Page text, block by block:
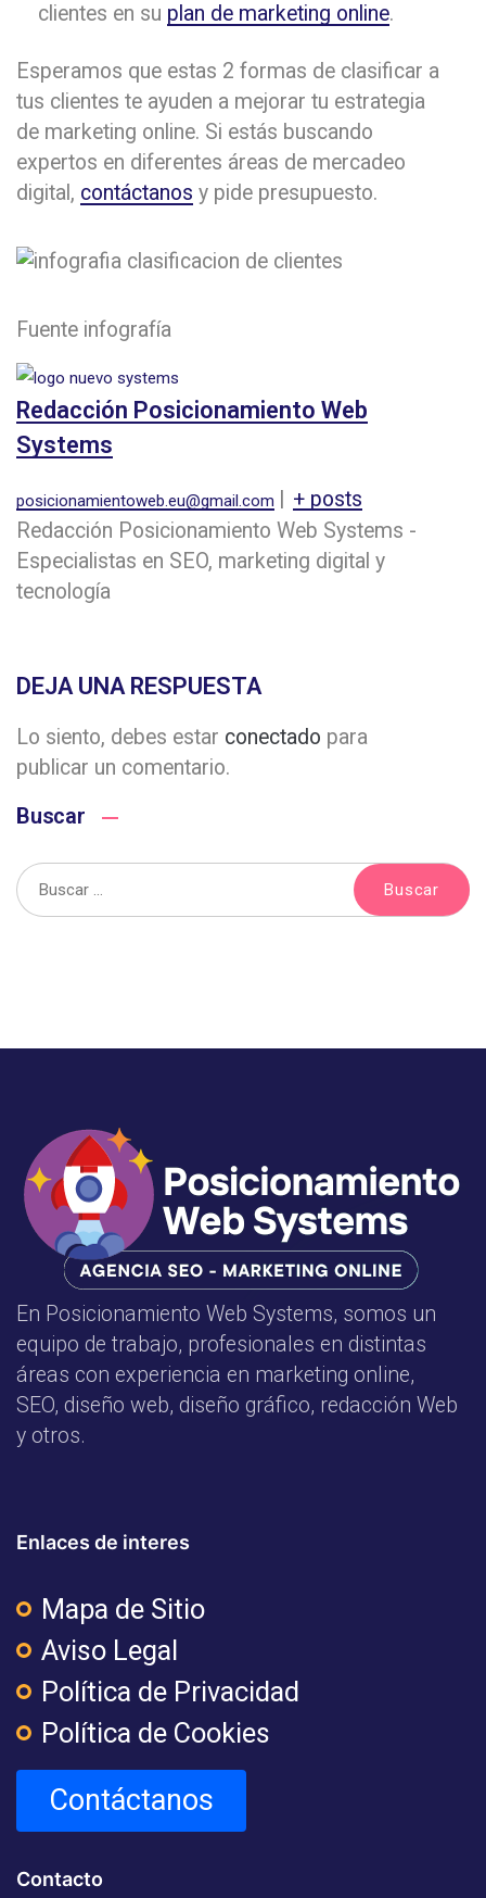
clientes en su plan de marketing online.
Esperamos que estas 2 formas de clasificar a
tus clientes te ayuden a mejorar tu estrategia
de marketing online. Si estás buscando
expertos en diferentes áreas de mercadeo
digital, contáctanos y pide presupuesto.
Fuente infografía
Redacción Posicionamiento Web
Systems
posicionamientoweb.eu@gmail.com
+ posts
Redacción Posicionamiento Web Systems -
Especialistas en SEO, marketing digital y
tecnología
DEJA UNA RESPUESTA
Lo siento, debes estar conectado para
publicar un comentario.
Buscar
En Posicionamiento Web Systems, somos un
equipo de trabajo, profesionales en distintas
áreas con experiencia en marketing online,
SEO, diseño web, diseño gráfico, redacción Web
y otros.
Enlaces de interes
Mapa de Sitio
Aviso Legal
Política de Privacidad
Política de Cookies
Contáctanos
Contacto